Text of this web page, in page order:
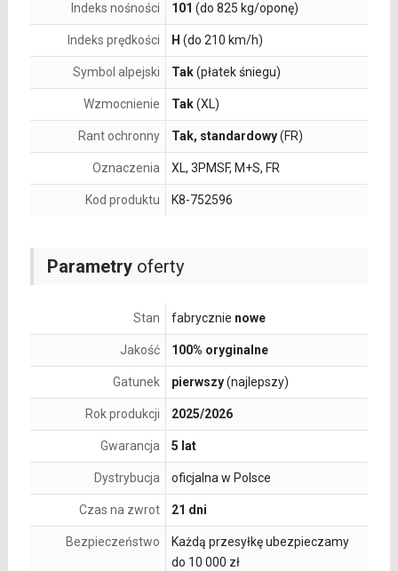
Parametryoferty
Stan fabrycznie nowe
Jakość 100% oryginalne
Gatunek pierwszy(najlepszy)
Rok produkcji 2025/2026
Gwarancja 5 lat
Dystrybucja oficjalna w Polsce
Czas na zwrot 21 dni
Bezpieczeństwo
Każdą przesyłkę ubezpieczamy
do 10 000 zł
Indeks nośności 101 (do 825 kg/oponę)
Indeks prędkości H (do 210 km/h)
Symbol alpejski Tak(płatek śniegu)
Wzmocnienie Tak(XL)
Rant ochronny Tak, standardowy(FR)
Oznaczenia XL, 3PMSF, M+S, FR
Kod produktu K8-752596